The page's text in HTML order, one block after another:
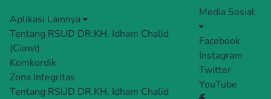
Aplikasi Lainnya
Tentang RSUD DR.KH. Idham Chalid
(Ciawi)
Komkordik
Zona Integritas
Tentang RSUD DR.KH. Idham Chalid
Media Sosial
Facebook
Instagram
Twitter
YouTube